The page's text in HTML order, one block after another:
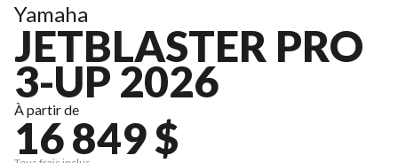
Yamaha
JETBLASTER PRO
3-UP 2026
À partir de
16 849 $